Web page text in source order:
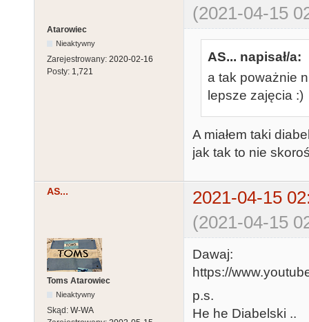
(2021-04-15
Atarowiec
Nieaktywny
Zarejestrowany: 2020-02-16
Posty: 1,721
AS... napisał/a:
a tak poważnie
lepsze zajęcia :)
A miałem taki
jak tak to nie
AS...
2021-04-15
(2021-04-15
Toms Atarowiec
Nieaktywny
Skąd: W-WA
Dawaj:
https://
p.s.
He he Diabelski ..